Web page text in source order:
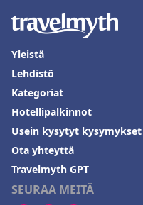
SEURAA MEITÄ
Yleistä
Lehdistö
Kategoriat
Hotellipalkinnot
Usein kysytyt kysymykset
Ota yhteyttä
Travelmyth GPT